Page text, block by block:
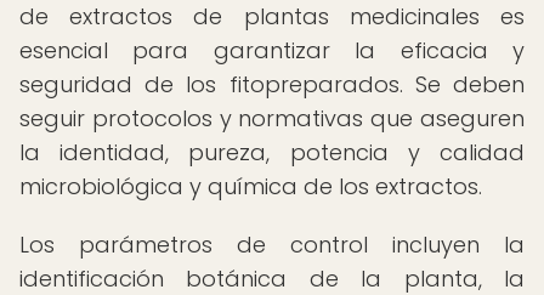
de extractos de plantas medicinales es
esencial para garantizar la eficacia y
seguridad de los fitopreparados. Se deben
seguir protocolos y normativas que aseguren
la identidad, pureza, potencia y calidad
microbiológica y química de los extractos.
Los parámetros de control incluyen la
identificación botánica de la planta, la